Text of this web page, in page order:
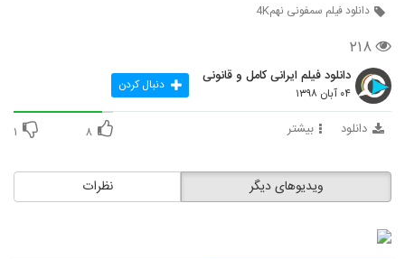
دانلود فیلم سمفونی نهم4K
۲۱۸
دانلود فیلم ایرانی کامل و قانونی
۰۴ آبان ۱۳۹۸ دنبال کردن
دانلود بیشتر ۸ ۱
نظرات ویدیوهای دیگر